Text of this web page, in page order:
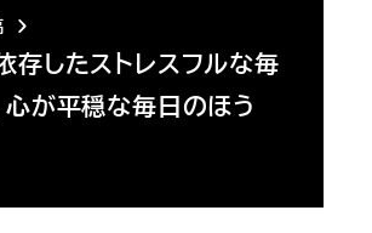
存したストレスフルな毎
心が平穏な毎日のほう